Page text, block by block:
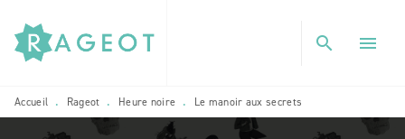
MENU RECHERCHE
PIED DE PAGE
search menu
Accueil • Rageot • Heure noire • Le manoir aux secrets